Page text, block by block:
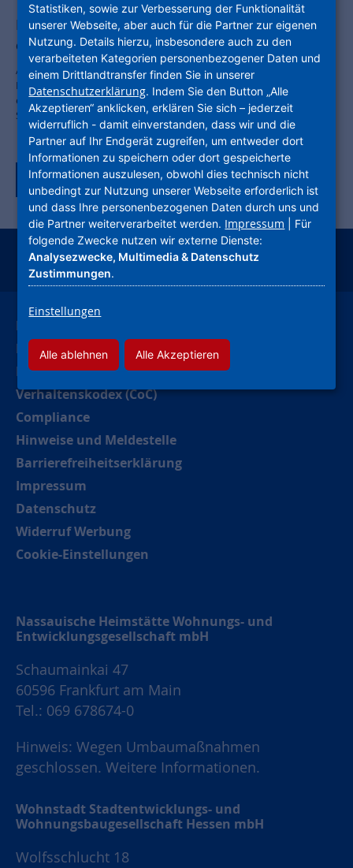
Kleinspielfeldanlage in Frankfurt-Nied
eröffnet
Am 21. März wurden in Frankfurt Nied die neuen Kleinspielfelder am
Denisweg neben dem Sportplatz des FV Alemannia 08 Nied feierlich
eröffnet. Die Eröffnungsveranstaltung lockte bei strahlendem
Sonnenschein rund 100 Besucherinnen und Besucher an.
Zurück zur Tagübersicht
instagramfacebook
Leichte Sprache
Deutsche Gebärdensprache
Kontakt
Verhaltenskodex (CoC)
Compliance
Hinweise und Meldestelle
Barrierefreiheitserklärung
Impressum
Datenschutz
Widerruf Werbung
Cookie-Einstellungen
Nassauische Heimstätte Wohnungs- und
Entwicklungsgesellschaft mbH
Schaumainkai 47
60596 Frankfurt am Main
Tel.: 069 678674-0
Hinweis: Wegen Umbaumaßnahmen
geschlossen. Weitere Informationen.
Wohnstadt Stadtentwicklungs- und
Wohnungsbaugesellschaft Hessen mbH
Wolfsschlucht 18
Statistiken, sowie zur Verbesserung der Funktionalität
unserer Webseite, aber auch für die Partner zur eigenen
Nutzung. Details hierzu, insbesondere auch zu den
verarbeiteten Kategorien personenbezogener Daten und
einem Drittlandtransfer finden Sie in unserer
Datenschutzerklärung. Indem Sie den Button „Alle
Akzeptieren“ anklicken, erklären Sie sich – jederzeit
widerruflich - damit einverstanden, dass wir und die
Partner auf Ihr Endgerät zugreifen, um entweder dort
Informationen zu speichern oder dort gespeicherte
Informationen auszulesen, obwohl dies technisch nicht
unbedingt zur Nutzung unserer Webseite erforderlich ist
und dass Ihre personenbezogenen Daten durch uns und
die Partner weiterverarbeitet werden. Impressum | Für
folgende Zwecke nutzen wir externe Dienste:
Analysezwecke, Multimedia & Datenschutz
Zustimmungen.
Einstellungen
Alle ablehnen Alle Akzeptieren